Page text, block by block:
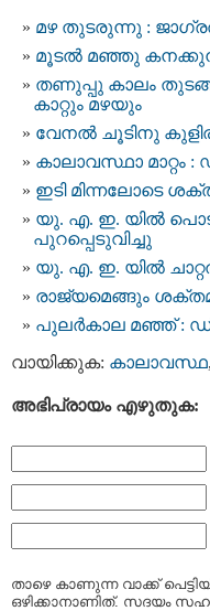
മഴ തുടരുന്നു :
മൂടല്‍ മഞ്ഞു കനക്കുന്നു
തണുപ്പു കാലം
കാറ്റും മഴയും
വേനല്‍ ചൂടിനു
കാലാവസ്ഥാ മാറ്റം
ഇടി മിന്നലോടെ
യു. എ. ഇ. യില്‍
പുറപ്പെടുവിച്ചു
യു. എ. ഇ. യിൽ
രാജ്യമെങ്ങും
പുലര്‍കാല മഞ്ഞ് :
വായിക്കുക: കാലാവസ്ഥ,
അഭിപ്രായം എഴുതുക:
താഴെ കാണുന്ന വാക്ക്
ഒഴിക്കാനാണിത്. സദയം